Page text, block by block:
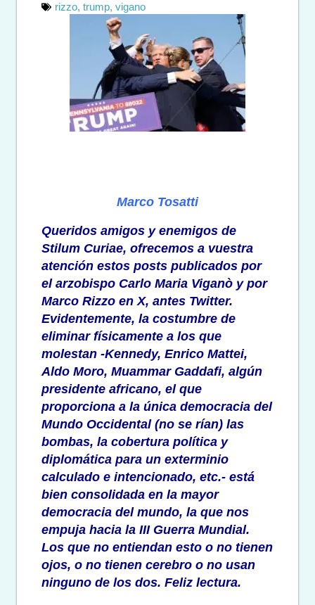
rizzo, trump, vigano
Marco Tosatti
Queridos amigos y enemigos de
Stilum Curiae, ofrecemos a vuestra
atención estos posts publicados por
el arzobispo Carlo Maria Viganò y por
Marco Rizzo en X, antes Twitter.
Evidentemente, la costumbre de
eliminar físicamente a los que
molestan -Kennedy, Enrico Mattei,
Aldo Moro, Muammar Gaddafi, algún
presidente africano, el que
proporciona a la única democracia del
Mundo Occidental (no se rían) las
bombas, la cobertura política y
diplomática para un exterminio
calculado e intencionado, etc.- está
bien consolidada en la mayor
democracia del mundo, la que nos
empuja hacia la III Guerra Mundial.
Los que no entiendan esto o no tienen
ojos, o no tienen cerebro o no usan
ninguno de los dos. Feliz lectura.